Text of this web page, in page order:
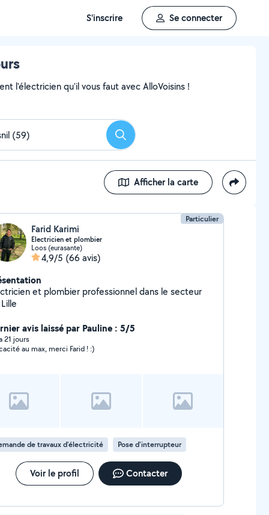
S'inscrire Se connecter
l'électricien qu'il vous faut avec AlloVoisins !
Rechercher
Afficher la carte
Particulier
Farid Karimi
Electricien et plombier
Loos (eurasante)
4,9/5 (66 avis)
et plombier professionnel dans le secteur
avis laissé par Pauline : 5/5
21 jours
au max, merci Farid ! :)
de travaux d’électricité Pose d'interrupteur
Voir le profil Contacter